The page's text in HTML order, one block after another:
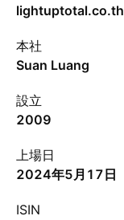
lightuptotal.co.th
本社
Suan Luang
設立
2009
上場日
2024年5月17日
ISIN